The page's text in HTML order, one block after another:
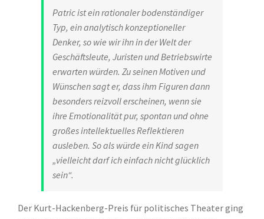
Patric ist ein rationaler bodenständiger
Typ, ein analytisch konzeptioneller
Denker, so wie wir ihn in der Welt der
Geschäftsleute, Juristen und Betriebswirte
erwarten würden. Zu seinen Motiven und
Wünschen sagt er, dass ihm Figuren dann
besonders reizvoll erscheinen, wenn sie
ihre Emotionalität pur, spontan und ohne
großes intellektuelles Reflektieren
ausleben. So als würde ein Kind sagen
„vielleicht darf ich einfach nicht glücklich
sein“.
Der Kurt-Hackenberg-Preis für politisches Theater ging